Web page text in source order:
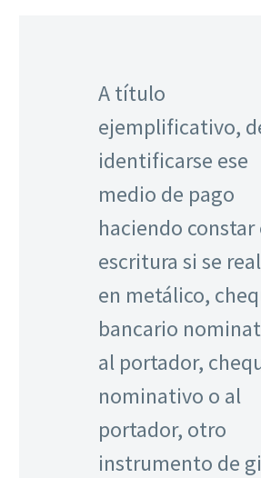
A título
ejemplificativo,
identificarse ese
medio de pago
haciendo constar
escritura si se
en metálico,
bancario
al portador,
nominativo o al
portador, otro
instrumento de